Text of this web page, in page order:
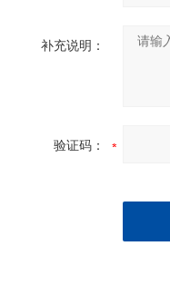
补充说明：
验证码：